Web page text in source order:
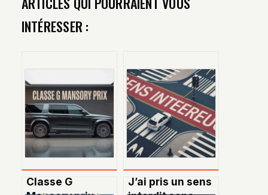
INTÉRESSER :
Classe G
J’ai pris un sens